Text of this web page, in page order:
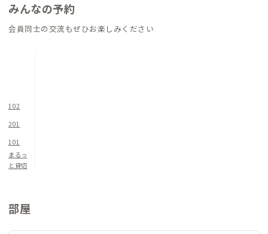
みんなの予約
会員同士の交流もぜひお楽しみください
102
201
101
まるっ
と貸切
部屋